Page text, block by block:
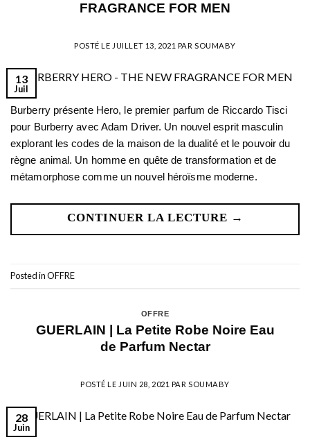
FRAGRANCE FOR MEN
POSTÉ LE JUILLET 13, 2021 PAR SOUMABY
13
Juil
Burberry présente Hero, le premier parfum de Riccardo Tisci
pour Burberry avec Adam Driver. Un nouvel esprit masculin
explorant les codes de la maison de la dualité et le pouvoir du
règne animal. Un homme en quête de transformation et de
métamorphose comme un nouvel héroïsme moderne.
CONTINUER LA LECTURE →
Posted inOFFRE
OFFRE
GUERLAIN | La Petite Robe Noire Eau
de Parfum Nectar
POSTÉ LE JUIN 28, 2021 PARSOUMABY
28
Juin